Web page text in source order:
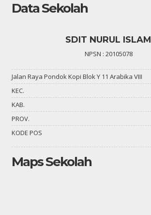
Data Sekolah
SDIT NURUL ISLAM
NPSN : 20105078
Jalan Raya Pondok Kopi Blok Y 11 Arabika VIII
KEC.
KAB.
PROV.
KODE POS
Maps Sekolah